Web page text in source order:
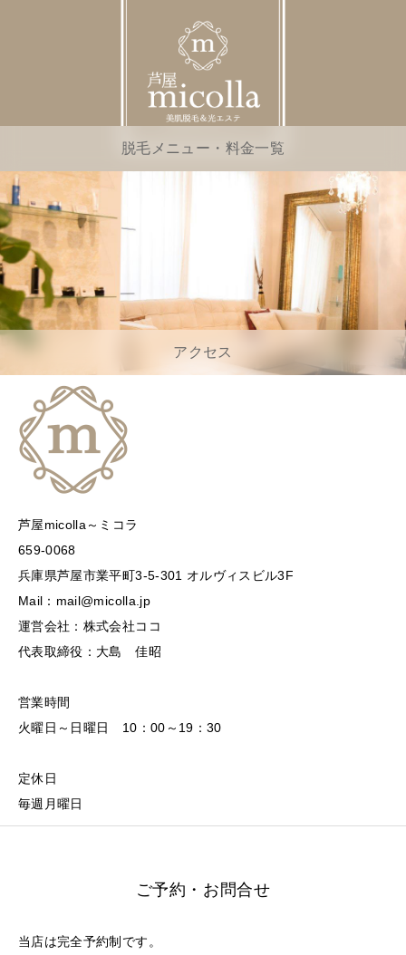
脱毛メニュー・料金一覧
アクセス
芦屋micolla～ミコラ
659-0068
兵庫県芦屋市業平町3-5-301 オルヴィスビル3F
Mail：mail@micolla.jp
運営会社：株式会社ココ
代表取締役：大島 佳昭
営業時間
火曜日～日曜日 10：00～19：30
定休日
毎週月曜日
ご予約・お問合せ
当店は完全予約制です。